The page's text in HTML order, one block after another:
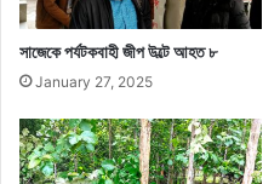
সাজেকে পর্যটকবাহী জীপ উল্টে আহত ৮
January 27, 2025